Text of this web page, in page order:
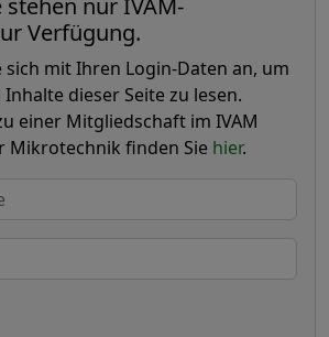
nur IVAM-
Verfügung.
sich mit Ihren Login-Daten an, um
dieser Seite zu lesen.
einer Mitgliedschaft im IVAM
Mikrotechnik finden Sie hier.